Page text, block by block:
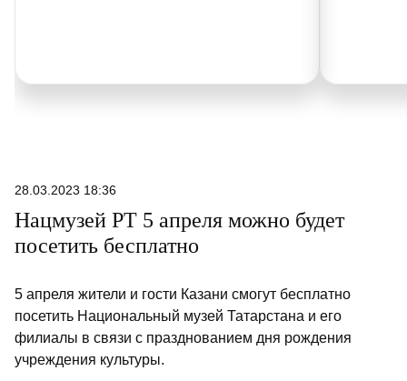
28.03.2023 18:36
Нацмузей РТ 5 апреля можно будет
посетить бесплатно
5 апреля жители и гости Казани смогут бесплатно
посетить Национальный музей Татарстана и его
филиалы в связи с празднованием дня рождения
учреждения культуры.